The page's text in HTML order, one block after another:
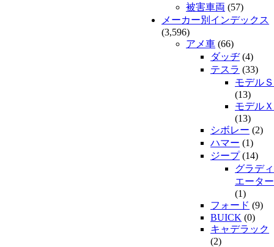
被害車両 (57)
メーカー別インデックス
(3,596)
アメ車 (66)
ダッヂ(4)
テスラ (33)
モデルＳ
(13)
モデルＸ
(13)
シボレー (2)
ハマー (1)
ジープ(14)
グラディ
エーター
(1)
フォード (9)
BUICK (0)
キャデラック
(2)